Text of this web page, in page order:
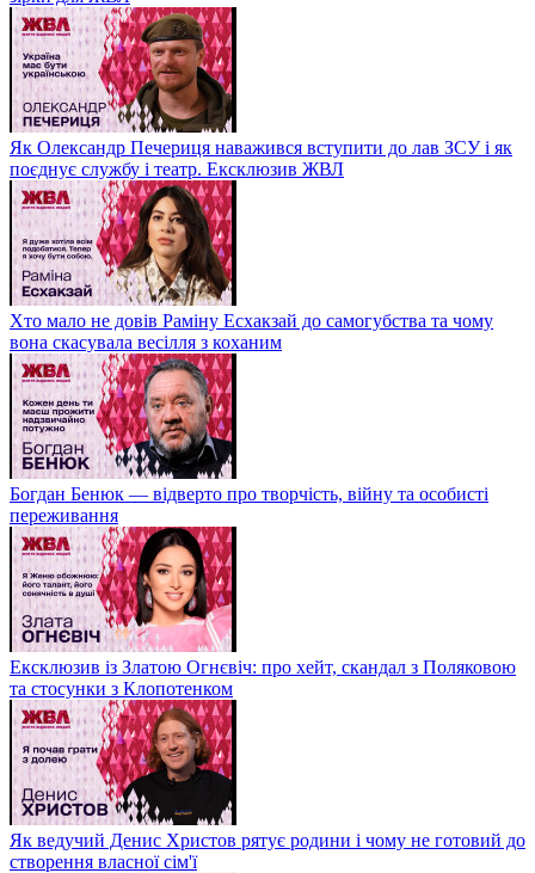
Як Олександр Печериця наважився вступити до лав ЗСУ і як
поєднує службу і театр. Ексклюзив ЖВЛ
Хто мало не довів Раміну Есхакзай до самогубства та чому
вона скасувала весілля з коханим
Богдан Бенюк — відверто про творчість, війну та особисті
переживання
Ексклюзив із Златою Огнєвіч: про хейт, скандал з Поляковою
та стосунки з Клопотенком
Як ведучий Денис Христов рятує родини і чому не готовий до
створення власної сім'ї